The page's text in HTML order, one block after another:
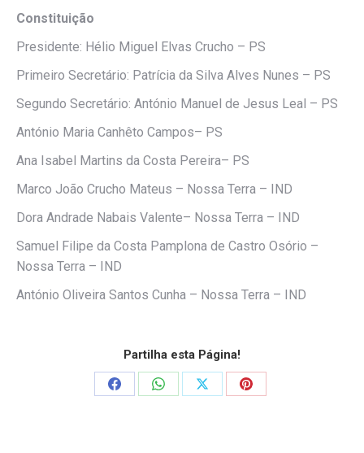
Constituição
Presidente: Hélio Miguel Elvas Crucho – PS
Primeiro Secretário: Patrícia da Silva Alves Nunes – PS
Segundo Secretário: António Manuel de Jesus Leal – PS
António Maria Canhêto Campos– PS
Ana Isabel Martins da Costa Pereira– PS
Marco João Crucho Mateus – Nossa Terra – IND
Dora Andrade Nabais Valente– Nossa Terra – IND
Samuel Filipe da Costa Pamplona de Castro Osório –
Nossa Terra – IND
António Oliveira Santos Cunha – Nossa Terra – IND
Partilha esta Página!
Share
Share
Share
Share